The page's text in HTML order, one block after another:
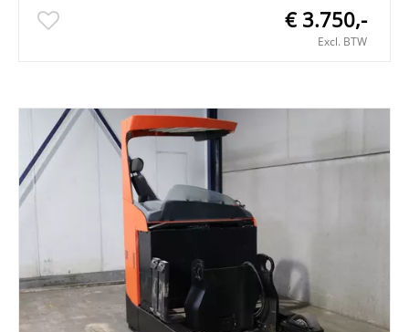
€ 3.750,-
Excl. BTW